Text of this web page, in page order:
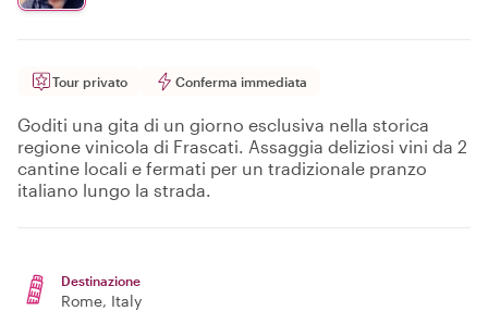
Tour privato Conferma immediata
Goditi una gita di un giorno esclusiva nella storica
regione vinicola di Frascati. Assaggia deliziosi vini da 2
cantine locali e fermati per un tradizionale pranzo
italiano lungo la strada.
Destinazione
Rome, Italy